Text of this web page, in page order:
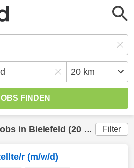
in Bielefeld (20 km) gefunden Filter
r (m/w/d)